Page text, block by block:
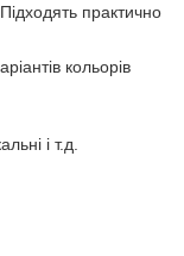
практично
кольорів
і т.д.